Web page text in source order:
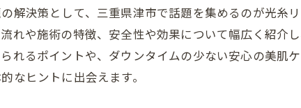
解決策として、三重県津市で話題を集めるのが光糸
れや施術の特徴、安全性や効果について幅広く紹介
れるポイントや、ダウンタイムの少ない安心の美肌
なヒントに出会えます。